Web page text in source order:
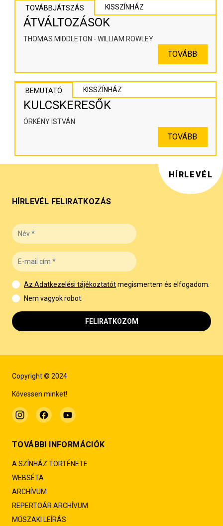
TOVÁBBJÁTSZÁS KISSZÍNHÁZ
ÁTVÁLTOZÁSOK
THOMAS MIDDLETON - WILLIAM ROWLEY
TOVÁBB
BEMUTATÓ KISSZÍNHÁZ
KULCSKERESŐK
ÖRKÉNY ISTVÁN
TOVÁBB
Copyright © 2024
Kövessen minket!
TOVÁBBI INFORMÁCIÓK
A SZÍNHÁZ TÖRTÉNETE
WEBSÉTA
ARCHÍVUM
REPERTOÁR ARCHÍVUM
MŰSZAKI LEÍRÁS
HÍRLEVÉL
HÍRLEVÉL FELIRATKOZÁS
Az Adatkezelési tájékoztatótmegismertem és elfogadom.
Nem vagyok robot.
FELIRATKOZOM